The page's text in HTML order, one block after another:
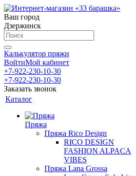
Ваш город
Дзержинск
Калькулятор пряжи
ВойтиМой кабинет
+7-922-230-10-30
+7-922-230-10-30
Заказать звонок
Каталог
Пряжа
Пряжа Rico Design
RICO DESIGN
FASHION ALPACA
VIBES
Пряжа Lana Grossa